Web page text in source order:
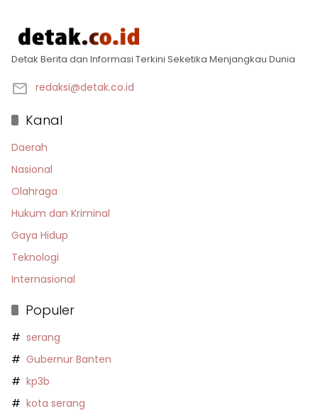
Detak Berita dan Informasi Terkini Seketika Menjangkau Dunia
redaksi@detak.co.id
Kanal
Daerah
Nasional
Olahraga
Hukum dan Kriminal
Gaya Hidup
Teknologi
Internasional
Populer
serang
Gubernur Banten
kp3b
kota serang